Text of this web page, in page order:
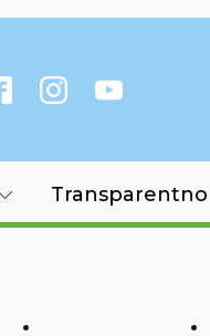
Transparentno